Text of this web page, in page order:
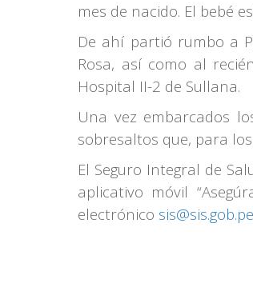
mes de nacido. El bebé
De ahí partió rumbo a
Rosa, así como al
Hospital II-2 de Sullana.
Una vez embarcados
sobresaltos que, para
El Seguro Integral de
aplicativo móvil
electrónico sis@sis.gob.pe